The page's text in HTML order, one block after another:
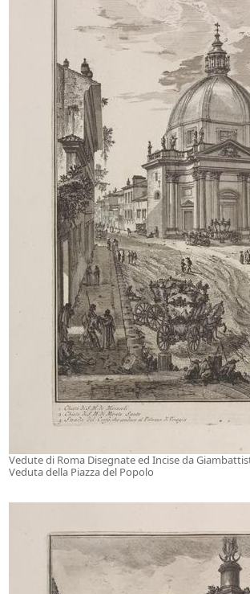
Vedute di Roma Disegnate ed Incise da
Veduta della Piazza del Popolo